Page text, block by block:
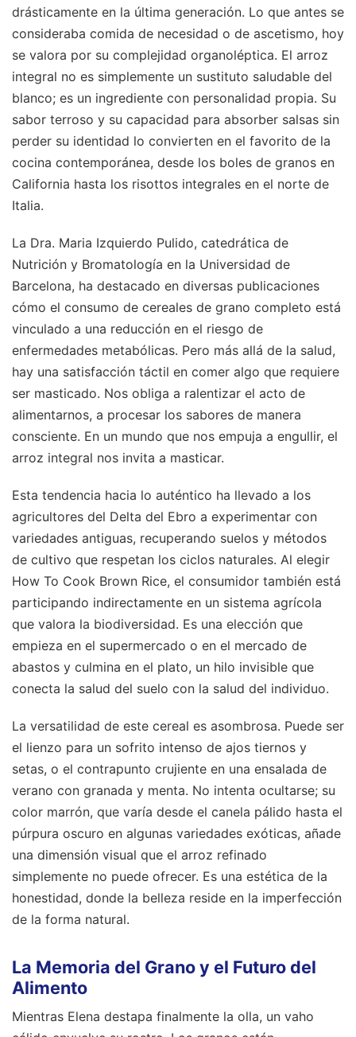
drásticamente en la última generación. Lo que antes se
consideraba comida de necesidad o de ascetismo, hoy
se valora por su complejidad organoléptica. El arroz
integral no es simplemente un sustituto saludable del
blanco; es un ingrediente con personalidad propia. Su
sabor terroso y su capacidad para absorber salsas sin
perder su identidad lo convierten en el favorito de la
cocina contemporánea, desde los boles de granos en
California hasta los risottos integrales en el norte de
Italia.
La Dra. Maria Izquierdo Pulido, catedrática de
Nutrición y Bromatología en la Universidad de
Barcelona, ha destacado en diversas publicaciones
cómo el consumo de cereales de grano completo está
vinculado a una reducción en el riesgo de
enfermedades metabólicas. Pero más allá de la salud,
hay una satisfacción táctil en comer algo que requiere
ser masticado. Nos obliga a ralentizar el acto de
alimentarnos, a procesar los sabores de manera
consciente. En un mundo que nos empuja a engullir, el
arroz integral nos invita a masticar.
Esta tendencia hacia lo auténtico ha llevado a los
agricultores del Delta del Ebro a experimentar con
variedades antiguas, recuperando suelos y métodos
de cultivo que respetan los ciclos naturales. Al elegir
How To Cook Brown Rice, el consumidor también está
participando indirectamente en un sistema agrícola
que valora la biodiversidad. Es una elección que
empieza en el supermercado o en el mercado de
abastos y culmina en el plato, un hilo invisible que
conecta la salud del suelo con la salud del individuo.
La versatilidad de este cereal es asombrosa. Puede ser
el lienzo para un sofrito intenso de ajos tiernos y
setas, o el contrapunto crujiente en una ensalada de
verano con granada y menta. No intenta ocultarse; su
color marrón, que varía desde el canela pálido hasta el
púrpura oscuro en algunas variedades exóticas, añade
una dimensión visual que el arroz refinado
simplemente no puede ofrecer. Es una estética de la
honestidad, donde la belleza reside en la imperfección
de la forma natural.
La Memoria del Grano y el Futuro del
Alimento
Mientras Elena destapa finalmente la olla, un vaho